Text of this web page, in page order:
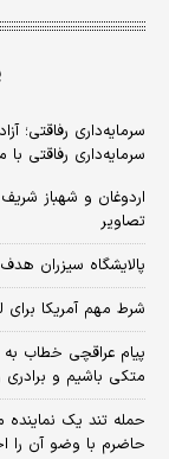
سرمایه‌داری رفاقتی؛
سرمایه‌داری رفاقتی با
اردوغان و شهباز
تصاویر
پالایشگاه سیزران
شرط مهم آمریکا برای
پیام عراقچی خطاب
متکی باشیم و
حمله تند یک
حاضرم با وضو آن را